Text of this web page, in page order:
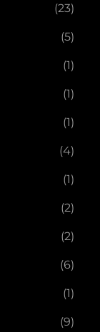
(23)
(5)
(1)
(1)
(1)
(4)
(1)
(2)
(2)
(6)
(1)
(9)